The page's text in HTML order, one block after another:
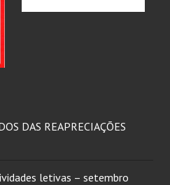
DAS REAPRECIAÇÕES
letivas – setembro